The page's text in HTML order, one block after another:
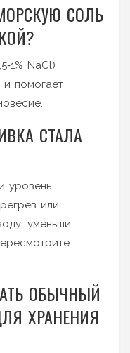
СОЛЬ
NaCl)
и помогает
СТАЛА
уровень
или
уменьши
ОБЫЧНЫЙ
ХРАНЕНИЯ